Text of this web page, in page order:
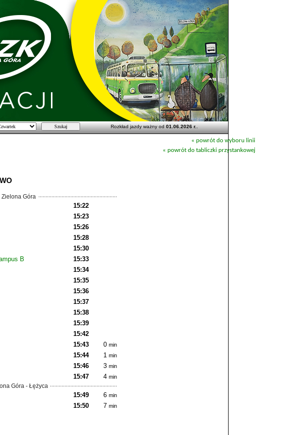
Rozkład jazdy ważny od01.06.2026 r..
« powrót do wyboru linii
« powrót do tabliczki przystankowej
Zielona Góra
15:22
15:23
15:26
15:28
15:30
B 15:33
15:34
15:35
15:36
15:37
15:38
15:39
15:42
15:43 0 min
15:44 1 min
15:46 3 min
15:47 4 min
Góra - Łężyca
15:49 6 min
15:50 7 min